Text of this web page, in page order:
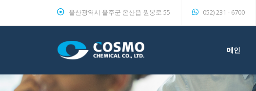
울산광역시 울주군 온산읍 원봉로 55 052) 231 - 6700
메인